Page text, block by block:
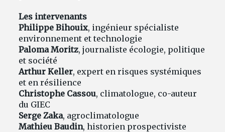
Les intervenants
Philippe Bihouix, ingénieur spécialiste
environnement et technologie
Paloma Moritz, journaliste écologie, politique
et société
Arthur Keller, expert en risques systémiques
et en résilience
Christophe Cassou, climatologue, co-auteur
du GIEC
Serge Zaka, agroclimatologue
Mathieu Baudin, historien prospectiviste